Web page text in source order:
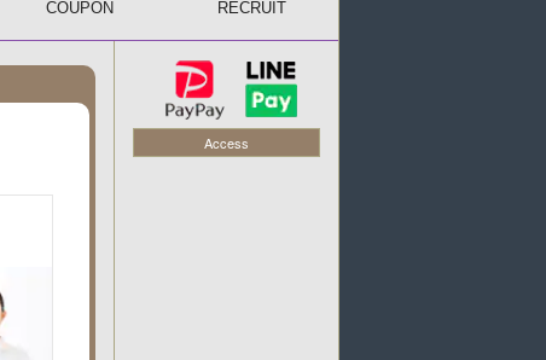
COUPON RECRUIT
Access